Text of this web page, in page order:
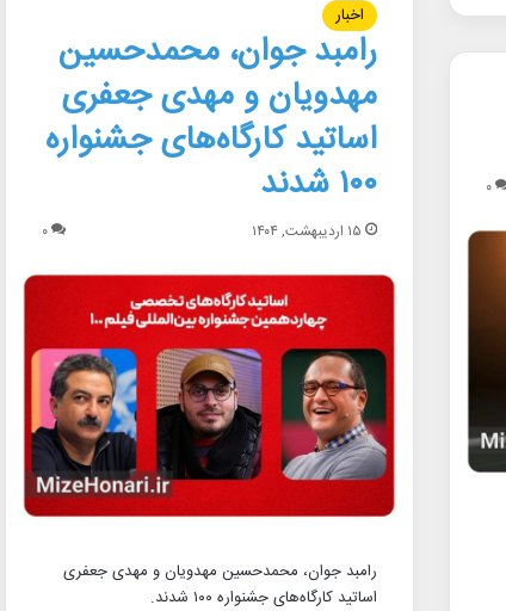
اخبار
رامبد جوان، محمدحسین
مهدویان و مهدی جعفری
اساتید کارگاه‌های جشنواره
۱۰۰ شدند
۱۵ اردیبهشت, ۱۴۰۴ ۰
رامبد جوان، محمدحسین مهدویان و مهدی جعفری
اساتید کارگاه‌های جشنواره ۱۰۰ شدند.
۰